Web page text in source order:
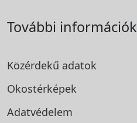
További információk
Közérdekű adatok
Okostérképek
Adatvédelem